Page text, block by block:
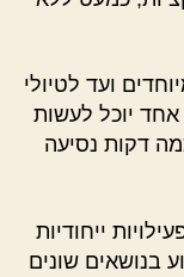
ועד לטיולי
אחד יוכל לעשות
דקות נסיעה
ייחודיות
בנושאים שונים